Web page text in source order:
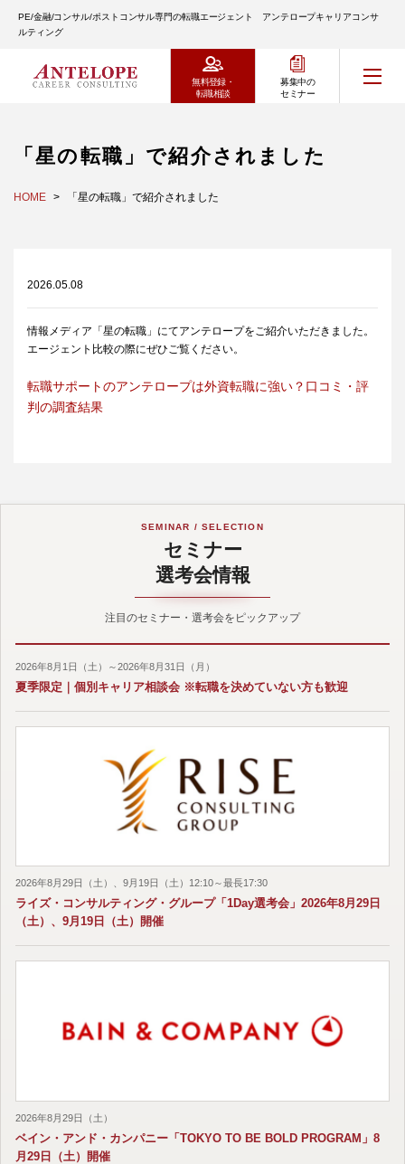
PE/金融/コンサル/ポストコンサル専門の転職エージェント アンテロープキャリアコンサ
ルティング
無料登録・
転職相談
募集中の
セミナー
「星の転職」で紹介されました
HOME 「星の転職」で紹介されました
2026.05.08
情報メディア「星の転職」にてアンテロープをご紹介いただきました。
エージェント比較の際にぜひご覧ください。
転職サポートのアンテロープは外資転職に強い？口コミ・評
判の調査結果
SEMINAR / SELECTION
セミナー
選考会情報
注目のセミナー・選考会をピックアップ
2026年8月1日（土）～2026年8月31日（月）
夏季限定｜個別キャリア相談会 ※転職を決めていない方も歓迎
2026年8月29日（土）、9月19日（土）12:10～最長17:30
ライズ・コンサルティング・グループ「1Day選考会」2026年8月29日
（土）、9月19日（土）開催
2026年8月29日（土）
ベイン・アンド・カンパニー「TOKYO TO BE BOLD PROGRAM」8
月29日（土）開催